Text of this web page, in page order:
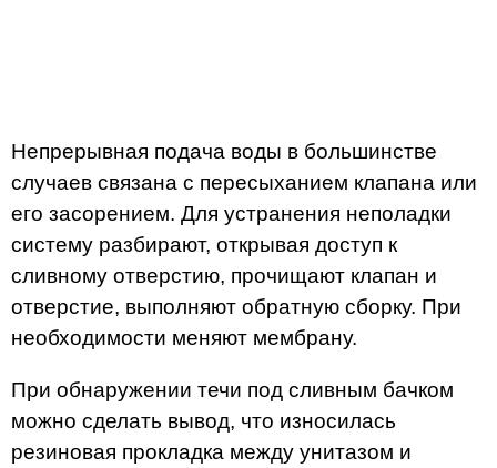
Непрерывная подача воды в большинстве
случаев связана с пересыханием клапана или
его засорением. Для устранения неполадки
систему разбирают, открывая доступ к
сливному отверстию, прочищают клапан и
отверстие, выполняют обратную сборку. При
необходимости меняют мембрану.
При обнаружении течи под сливным бачком
можно сделать вывод, что износилась
резиновая прокладка между унитазом и